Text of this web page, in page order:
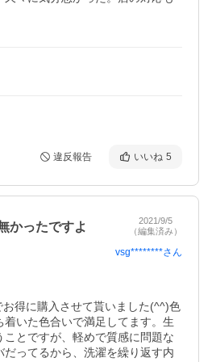
違反報告 いいね 5
かったですよ
2021/9/5
（編集済み）
vsg********さん
得に購入させて貰いました(^^)色
着いた色合いで満足してます。生
とですが、軽めで質感に問題な
ってるから、洗濯を繰り返す内